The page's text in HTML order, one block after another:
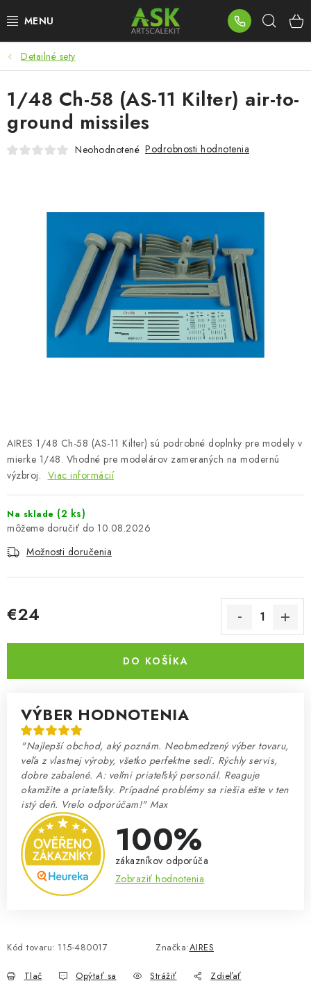
na
BLOG
SUMMER DAYS
WARHAMMER
PLASTOVÉ MODELY
PRÍSLUŠENSTVO
FARBY & POMÔCKY
PREDÁVANÉ ZNAČKY
O Nás Moja objednávka Kontakty
Preprava a platba
Podmienky a pravidlá
Prevodník modelárskych farieb
Detailné sety
AIRES 1/48 Ch-58 (AS-11 Kilter) sú podrobné doplnky pre modely v
mierke 1/48. Vhodné pre modelárov zameraných na modernú
výzbroj. Viac informácií
Na sklade (2 ks)
10.08.2026
Možnosti doručenia
€24
DO KOŠÍKA
VÝBER HODNOTENIA
"Najlepší obchod, aký poznám. Neobmedzený výber tovaru,
veľa z vlastnej výroby, všetko perfektne sedí. Rýchly servis,
dobre zabalené. A: veľmi priateľský personál. Reaguje
okamžite a priateľsky. Prípadné problémy sa riešia ešte v ten
istý deň. Vrelo odporúčam!" Max
100%
zákazníkov odporúča
Zobraziť hodnotenia
Kód tovaru: 115-480017 Značka:AIRES
Tlač Opýtať sa Strážiť Zdieľať
1/48 Ch-58 (AS-11 Kilter) air-to-
ground missiles
Neohodnotené Podrobnosti hodnotenia